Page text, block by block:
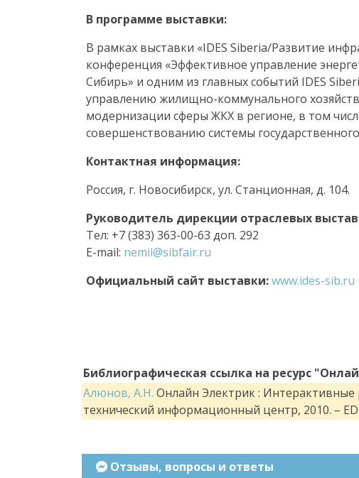
В программе выставки:
В рамках выставки «IDES Siberia/Развитие
конференция «Эффективное управление
Сибирь» и одним из главных событий IDES
управлению жилищно-коммунального
модернизации сферы ЖКХ в регионе, в том
совершенствованию системы
Контактная информация:
Россия, г. Новосибирск, ул. Станционная, д. 104.
Руководитель дирекции отраслевых
Тел: +7 (383) 363-00-63 доп. 292
Е-mail: nemil@sibfair.ru
Официальный сайт выставки:www.ides-sib.ru
Библиографическая ссылка на ресурс
Алюнов, А.Н. Онлайн Электрик : Интерактивные
технический информационный центр, 2010. –
Отзывы, вопросы и ответы